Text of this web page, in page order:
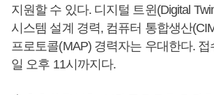
지원할 수 있다. 디지털 트윈(Digital
시스템 설계 경력, 컴퓨터 통합생산
프로토콜(MAP) 경력자는 우대한다.
일 오후 11시까지다.